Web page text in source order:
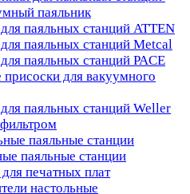
паяльник
паяльных станций ATTEN
паяльных станций Metcal
паяльных станций PACE
для вакуумного
паяльных станций Weller
паяльные станции
паяльные станции
печатных плат
настольные